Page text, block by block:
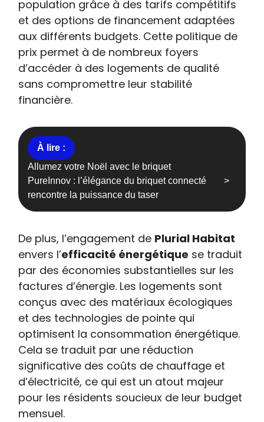
population grâce à des tarifs compétitifs
et des options de financement adaptées
aux différents budgets. Cette politique de
prix permet à de nombreux foyers
d’accéder à des logements de qualité
sans compromettre leur stabilité
financière.
Allumez votre Noël avec le briquet
PureInnov : l’élégance du briquet connecté
rencontre la puissance du taser
De plus, l’engagement de Plurial Habitat
envers l’efficacité énergétique se traduit
par des économies substantielles sur les
factures d’énergie. Les logements sont
conçus avec des matériaux écologiques
et des technologies de pointe qui
optimisent la consommation énergétique.
Cela se traduit par une réduction
significative des coûts de chauffage et
d’électricité, ce qui est un atout majeur
pour les résidents soucieux de leur budget
mensuel.